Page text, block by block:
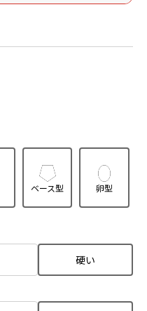
ベース型 卵型
硬い